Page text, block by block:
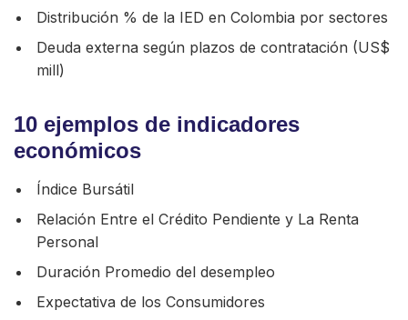
Distribución % de la IED en Colombia por sectores
Deuda externa según plazos de contratación (US$
mill)
10 ejemplos de indicadores
económicos
Índice Bursátil
Relación Entre el Crédito Pendiente y La Renta
Personal
Duración Promedio del desempleo
Expectativa de los Consumidores